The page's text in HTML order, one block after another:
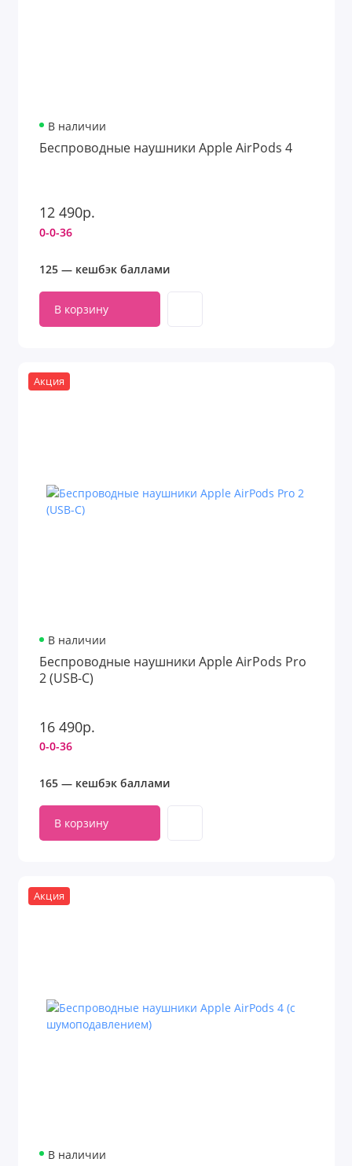
В наличии
Беспроводные наушники Apple AirPods 4
12 490р.
0-0-36
125 — кешбэк баллами
В корзину
Акция
В наличии
Беспроводные наушники Apple AirPods Pro
2 (USB-C)
16 490р.
0-0-36
165 — кешбэк баллами
В корзину
Акция
В наличии